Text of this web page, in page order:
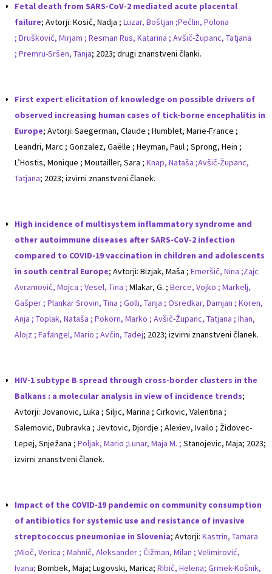
Fetal death from SARS-CoV-2 mediated acute placental
failure; Avtorji: Kosič, Nadja ; Luzar, Boštjan ;Pečlin, Polona
; Druškovič, Mirjam ; Resman Rus, Katarina ; Avšič-Županc, Tatjana
; Premru-Sršen, Tanja; 2023; drugi znanstveni članki.
First expert elicitation of knowledge on possible drivers of
observed increasing human cases of tick-borne encephalitis in
Europe; Avtorji: Saegerman, Claude ; Humblet, Marie-France ;
Leandri, Marc ; Gonzalez, Gaëlle ; Heyman, Paul ; Sprong, Hein ;
L’Hostis, Monique ; Moutailler, Sara ; Knap, Nataša ;Avšič-Županc,
Tatjana; 2023; izvirni znanstveni članek.
High incidence of multisystem inflammatory syndrome and
other autoimmune diseases after SARS-CoV-2 infection
compared to COVID-19 vaccination in children and adolescents
in south central Europe; Avtorji: Bizjak, Maša ; Emeršič, Nina ;Zajc
Avramovič, Mojca ; Vesel, Tina ; Mlakar, G. ; Berce, Vojko ; Markelj,
Gašper ; Plankar Srovin, Tina ; Golli, Tanja ; Osredkar, Damjan ; Koren,
Anja ; Toplak, Nataša ; Pokorn, Marko ; Avšič-Županc, Tatjana ; Ihan,
Alojz ; Fafangel, Mario ; Avčin, Tadej; 2023; izvirni znanstveni članek.
HIV-1 subtype B spread through cross-border clusters in the
Balkans : a molecular analysis in view of incidence trends;
Avtorji: Jovanovic, Luka ; Siljic, Marina ; Cirkovic, Valentina ;
Salemovic, Dubravka ; Jevtovic, Djordje ; Alexiev, Ivailo ; Židovec-
Lepej, Snježana ; Poljak, Mario ;Lunar, Maja M. ; Stanojevic, Maja; 2023;
izvirni znanstveni članek.
Impact of the COVID-19 pandemic on community consumption
of antibiotics for systemic use and resistance of invasive
streptococcus pneumoniae in Slovenia; Avtorji: Kastrin, Tamara
;Mioč, Verica ; Mahnič, Aleksander ; Čižman, Milan ; Velimirović,
Ivana; Bombek, Maja; Lugovski, Marica; Ribič, Helena; Grmek-Košnik,